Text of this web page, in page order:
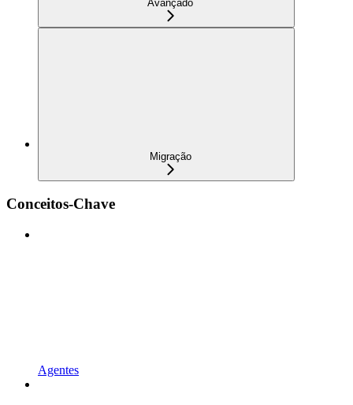
Avançado
Migração
Conceitos-Chave
Agentes